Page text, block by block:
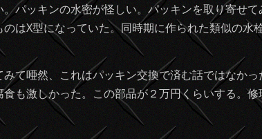
パッキンの水密が怪しい。パッキンを取り寄せ
はX型になっていた。同時期に作られた類似の水
て唖然、これはパッキン交換で済む話ではなか
も激しかった。この部品が２万円くらいする。